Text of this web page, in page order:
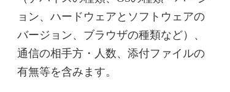
ョン、ハードウェアとソフトウェアの
バージョン、ブラウザの種類など）、
通信の相手方・人数、添付ファイルの
有無等を含みます。